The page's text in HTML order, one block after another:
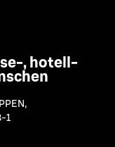
, hotell-
,
1